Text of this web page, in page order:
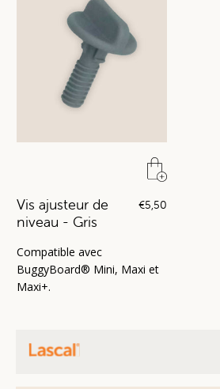
Vis ajusteur de
niveau - Gris
€5,50
Compatible avec
BuggyBoard® Mini, Maxi et
Maxi+.